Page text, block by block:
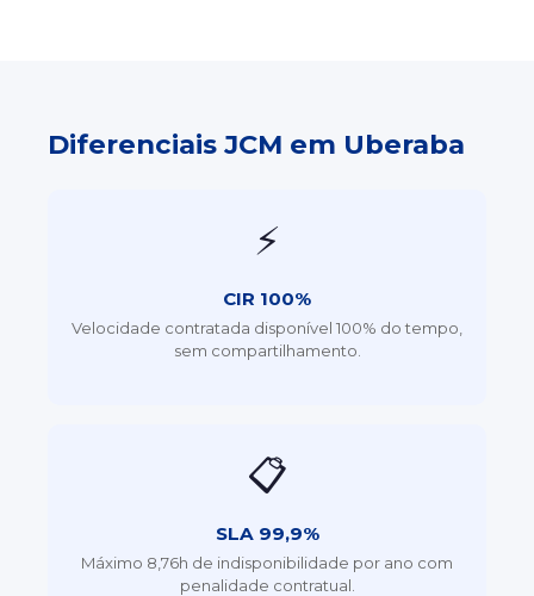
Diferenciais JCM em Uberaba
⚡
CIR 100%
Velocidade contratada disponível 100% do tempo,
sem compartilhamento.
📋
SLA 99,9%
Máximo 8,76h de indisponibilidade por ano com
penalidade contratual.